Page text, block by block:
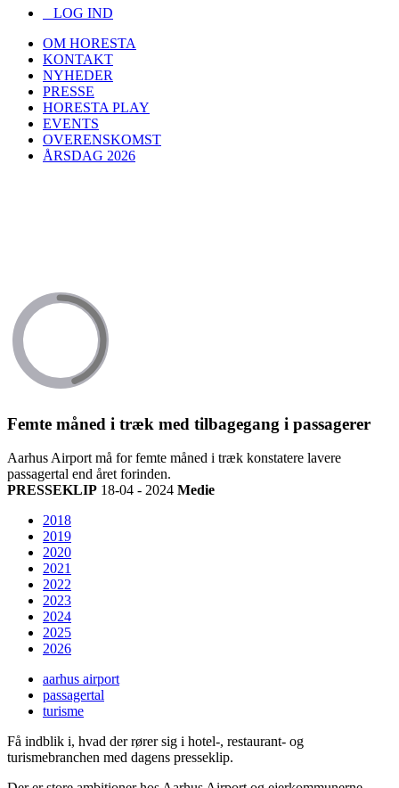
LOG IND
OM HORESTA
KONTAKT
NYHEDER
PRESSE
HORESTA PLAY
EVENTS
OVERENSKOMST
ÅRSDAG 2026
Femte måned i træk med tilbagegang i passagerer
Aarhus Airport må for femte måned i træk konstatere lavere
passagertal end året forinden.
PRESSEKLIP 18-04 - 2024 Medie
2018
2019
2020
2021
2022
2023
2024
2025
2026
aarhus airport
passagertal
turisme
Få indblik i, hvad der rører sig i hotel-, restaurant- og
turismebranchen med dagens presseklip.